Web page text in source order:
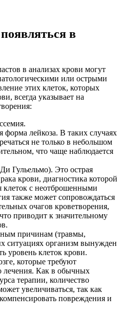
в
в анализах крови могут
или острыми
этих клеток, которых
всегда указывает на
форма лейкоза. В таких случаях
не только в небольшом
что чаще наблюдается
Гульельмо). Это острая
крови, диагностика которой
клеток с неотброшенными
также может сопровождаться
очагов кроветворения,
приводит к значительному
причинам (травмы,
ситуациях организм вынужден
уровень клеток крови.
которые требуют
лечения. Как в обычных
терапии, количество
увеличиваться, так как
повреждения и